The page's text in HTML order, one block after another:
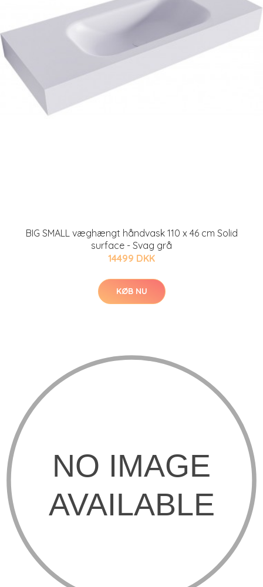
BIG SMALL væghængt håndvask 110 x 46 cm Solid
surface - Svag grå
14499 DKK
KØB NU